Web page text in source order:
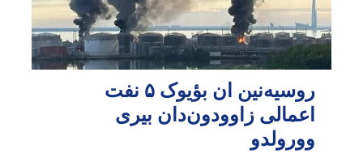
روسیه‌نین ان بؤیوک ۵ نفت
اعمالی زاوودون‌دان بیری
وورولدو